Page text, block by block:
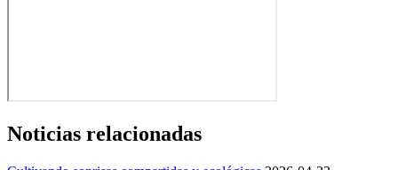
Noticias relacionadas